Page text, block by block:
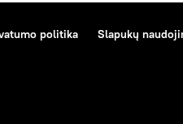
politika Slapukų